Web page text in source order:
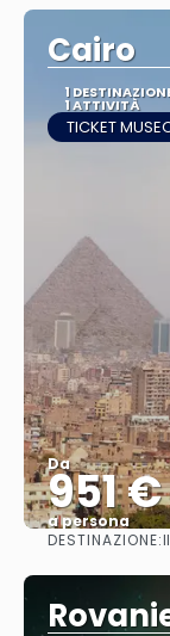
Cairo
1
1 ATTIVITÀ
TICKET
Da
951 €
a persona
DESTINAZIONE: